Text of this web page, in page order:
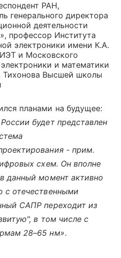
РАН,
генерального директора
деятельности
профессор Института
электроники имени К.А.
и Московского
и математики
Тихонова Высшей школы
планами на будущее:
будет представлен
- прим.
схем. Он вполне
данный момент активно
с отечественными
САПР переходит из
в том числе с
28–65 нм».